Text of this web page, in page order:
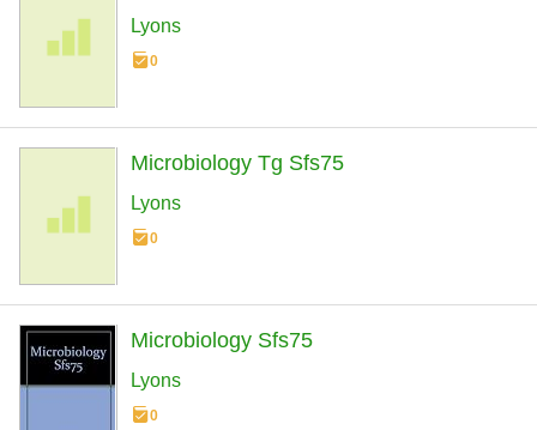
Lyons
0
Microbiology Tg Sfs75
Lyons
0
Microbiology Sfs75
Lyons
0